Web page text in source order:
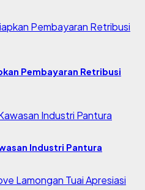
Pembayaran Retribusi
Industri Pantura